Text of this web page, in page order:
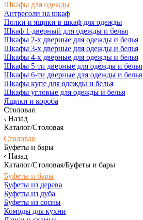
Шкафы для одежды
Антресоли на шкаф
Полки и ящики в шкаф для одежды
Шкаф 1-дверный для одежды и белья
Шкафы 2-х дверные для одежды и белья
Шкафы 3-х дверные для одежды и белья
Шкафы 4-х дверные для одежды и белья
Шкафы 5-ти дверные для одежды и белья
Шкафы 6-ти дверные для одежды и белья
Шкафы купе для одежды и белья
Шкафы угловые для одежды и белья
Ящики и короба
Столовая
Назад
Каталог/Столовая
Столовая
Буфеты и бары
Назад
Каталог/Столовая/Буфеты и бары
Буфеты и бары
Буфеты из дерева
Буфеты из дуба
Буфеты из сосны
Комоды для кухни